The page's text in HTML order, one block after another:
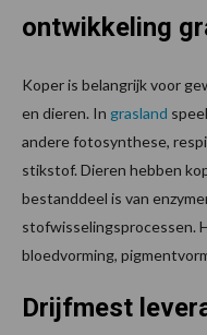
ontwikkeling
Koper is belangrijk voor
en dieren. In grasland
andere fotosynthese,
stikstof. Dieren hebben
bestanddeel is van
stofwisselingsprocessen.
bloedvorming,
Drijfmest